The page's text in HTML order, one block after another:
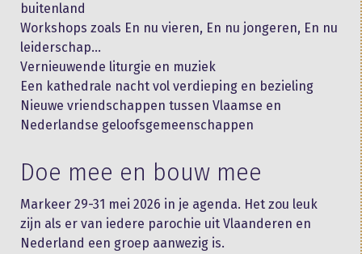
buitenland
Workshops zoals En nu vieren, En nu jongeren, En nu
leiderschap…
Vernieuwende liturgie en muziek
Een kathedrale nacht vol verdieping en bezieling
Nieuwe vriendschappen tussen Vlaamse en
Nederlandse geloofsgemeenschappen
Doe mee en bouw mee
Markeer 29-31 mei 2026 in je agenda. Het zou leuk
zijn als er van iedere parochie uit Vlaanderen en
Nederland een groep aanwezig is.